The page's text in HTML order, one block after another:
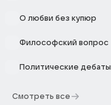
О любви без купюр
Философский вопрос
Политические дебаты
Смотреть все